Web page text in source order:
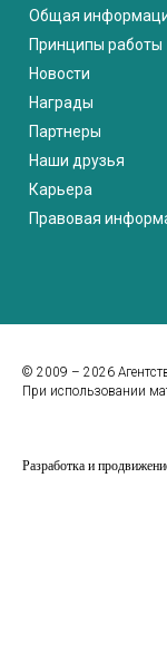
Общая
Принципы работы
Новости
Награды
Партнеры
Наши друзья
Карьера
Правовая
© 2009 – 2026
При использовании
Разработка и